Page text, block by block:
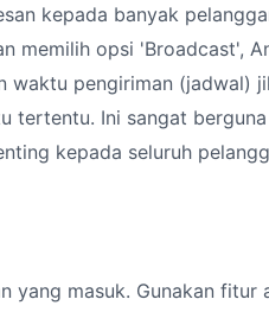
kepada banyak
memilih opsi 'Broadcast',
waktu pengiriman (jadwal)
tertentu. Ini sangat
kepada seluruh
yang masuk. Gunakan fitur